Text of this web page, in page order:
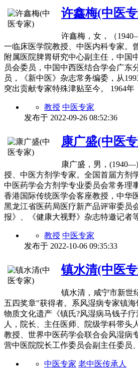
许鑫梅(中医
许鑫梅，女，（
一临床医学院教授、中医内科专家。
附属医院脾胃研究中心副主任，中国
员会委员，中国中西医结合学会广东
员，《新中医》杂志常务编委，从
突出贡献专家特殊津贴至今。 1964年
教授 中医专家
发布于 2022-09-26 08:52:36
康广盛(中医
康广盛，男，
授、中医方剂学专家。全国首届方剂
中医药学会方剂学专业委员会常务理
香港国际传统医学会客座教授，中华
黑龙江省医药局医疗新产品评审委员
报》、《健康大视野》杂志特邀记者
教授 中医专家
发布于 2022-10-06 09:35:33
镇水清(中医
镇水清，咸宁市新世
五四奖章"获得者。系风湿病专家镇
物质文化遗产《镇氏?风湿病马钱子
人，院长、主任医师、院级学科带头
教授、世界中医药学会联合会风湿病
营中医院院长工作委员会副主任委员
中医专家 老中医传承人